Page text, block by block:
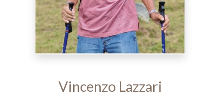
Vincenzo Lazzari